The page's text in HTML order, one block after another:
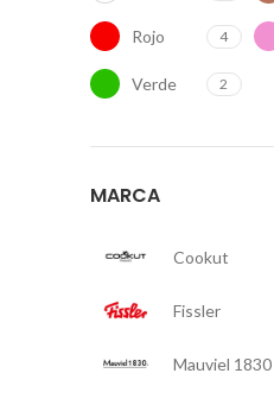
Rojo 4
Verde 2
MARCA
Cookut
Fissler
Mauviel 1830